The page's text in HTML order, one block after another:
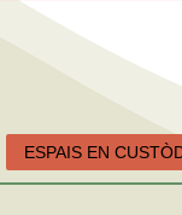
ESPAIS EN